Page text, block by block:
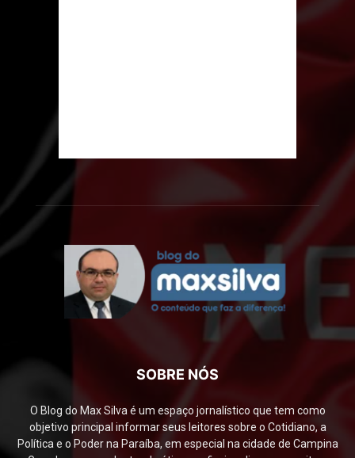
SOBRE NÓS
O Blog do Max Silva é um espaço jornalístico que tem como
objetivo principal informar seus leitores sobre o Cotidiano, a
Política e o Poder na Paraíba, em especial na cidade de Campina